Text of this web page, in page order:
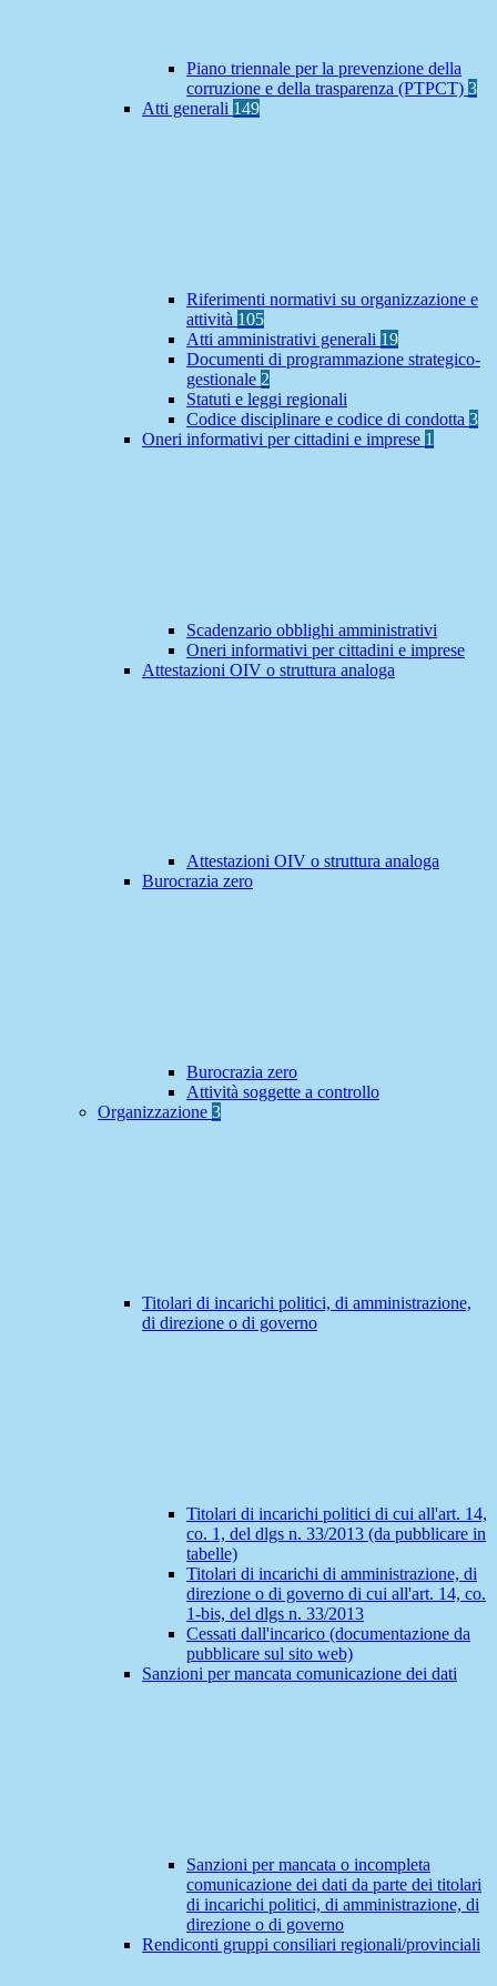
Piano triennale per la prevenzione della
corruzione e della trasparenza (PTPCT) 3
Atti generali 149
Riferimenti normativi su organizzazione e
attività 105
Atti amministrativi generali 19
Documenti di programmazione strategico-
gestionale 2
Statuti e leggi regionali
Codice disciplinare e codice di condotta 3
Oneri informativi per cittadini e imprese 1
Scadenzario obblighi amministrativi
Oneri informativi per cittadini e imprese
Attestazioni OIV o struttura analoga
Attestazioni OIV o struttura analoga
Burocrazia zero
Burocrazia zero
Attività soggette a controllo
Organizzazione 3
Titolari di incarichi politici, di amministrazione,
di direzione o di governo
Titolari di incarichi politici di cui all'art. 14,
co. 1, del dlgs n. 33/2013 (da pubblicare in
tabelle)
Titolari di incarichi di amministrazione, di
direzione o di governo di cui all'art. 14, co.
1-bis, del dlgs n. 33/2013
Cessati dall'incarico (documentazione da
pubblicare sul sito web)
Sanzioni per mancata comunicazione dei dati
Sanzioni per mancata o incompleta
comunicazione dei dati da parte dei titolari
di incarichi politici, di amministrazione, di
direzione o di governo
Rendiconti gruppi consiliari regionali/provinciali